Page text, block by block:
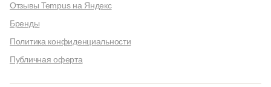
Отзывы Tempus на Яндекс
Бренды
Политика конфиденциальности
Публичная оферта